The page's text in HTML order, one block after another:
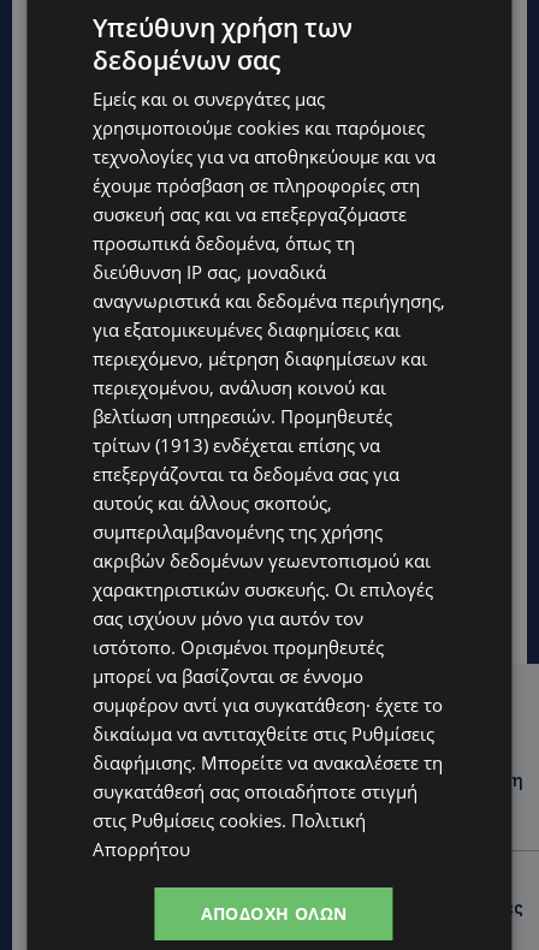
Hot this week
UPDATES
ΦΕΙΔΙΑΣ ΠΑΝΑΓΙΩΤΟΥ: Η εμφάνισή του στην εκδήλωση
για Ισαάκ και Σολωμού προκάλεσε αντιδράσεις –
«Ασέβεια προς τους νεκρούς»-(Φώτο)
ΔΗΜΟΣ ΛΑΤΣΙΩΝ – ΓΕΡΙΟΥ: Πάνω από 8.000 υπογραφές
Υπεύθυνη χρήση των
δεδομένων σας
Εμείς και οι συνεργάτες μας
χρησιμοποιούμε cookies και παρόμοιες
τεχνολογίες για να αποθηκεύουμε και να
έχουμε πρόσβαση σε πληροφορίες στη
συσκευή σας και να επεξεργαζόμαστε
προσωπικά δεδομένα, όπως τη
διεύθυνση IP σας, μοναδικά
αναγνωριστικά και δεδομένα περιήγησης,
για εξατομικευμένες διαφημίσεις και
περιεχόμενο, μέτρηση διαφημίσεων και
περιεχομένου, ανάλυση κοινού και
βελτίωση υπηρεσιών. Προμηθευτές
τρίτων (1913) ενδέχεται επίσης να
επεξεργάζονται τα δεδομένα σας για
αυτούς και άλλους σκοπούς,
συμπεριλαμβανομένης της χρήσης
ακριβών δεδομένων γεωεντοπισμού και
χαρακτηριστικών συσκευής. Οι επιλογές
σας ισχύουν μόνο για αυτόν τον
ιστότοπο. Ορισμένοι προμηθευτές
μπορεί να βασίζονται σε έννομο
συμφέρον αντί για συγκατάθεση· έχετε το
δικαίωμα να αντιταχθείτε στις Ρυθμίσεις
διαφήμισης. Μπορείτε να ανακαλέσετε τη
συγκατάθεσή σας οποιαδήποτε στιγμή
στις Ρυθμίσεις cookies. Πολιτική
Απορρήτου
ΑΠΟΔΟΧΉ ΌΛΩΝ